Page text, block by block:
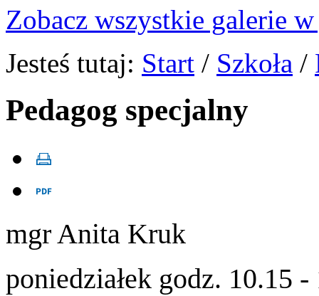
Zobacz wszystkie galerie
Jesteś tutaj: Start / Szkoła /
Pedagog specjalny
mgr Anita Kruk
poniedziałek godz. 10.15 -